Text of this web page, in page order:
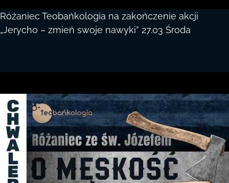
Różaniec Teobańkologia na zakończenie akcji
„Jerycho – zmień swoje nawyki” 27.03 Środa